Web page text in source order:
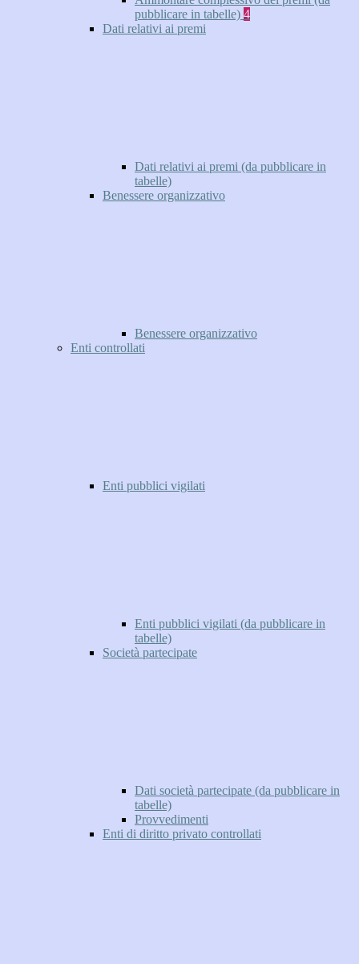
pubblicare in tabelle) 4
Dati relativi ai premi
Dati relativi ai premi (da pubblicare in
tabelle)
Benessere organizzativo
Benessere organizzativo
Enti controllati
Enti pubblici vigilati
Enti pubblici vigilati (da pubblicare in
tabelle)
Società partecipate
Dati società partecipate (da pubblicare in
tabelle)
Provvedimenti
Enti di diritto privato controllati